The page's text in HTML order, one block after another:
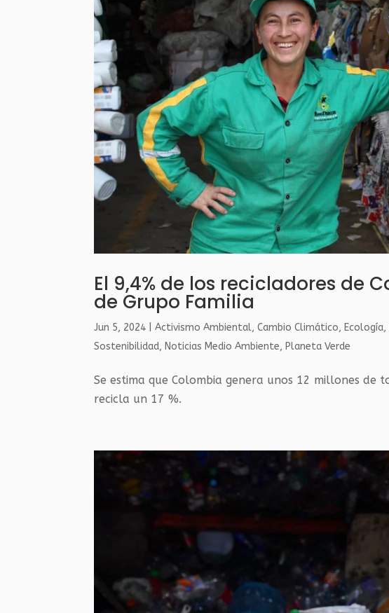
El 9,4% de los recicladores de
de Grupo Familia
Jun 5, 2024 |Activismo Ambiental,Cambio Climático, Ecología,
Sostenibilidad, Noticias Medio Ambiente, Planeta Verde
Se estima que Colombia genera unos 12 millones de
recicla un 17 %.